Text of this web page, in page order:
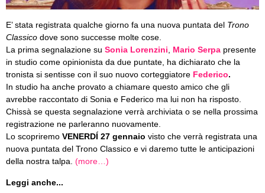
E’ stata registrata qualche giorno fa una nuova puntata del Trono
Classico dove sono successe molte cose.
La prima segnalazione su Sonia Lorenzini Mario Serpa presente
in studio come opinionista da due puntate, ha dichiarato che la
tronista si sentisse con il suo nuovo corteggiatore Federico.
In studio ha anche provato a chiamare questo amico che gli
avrebbe raccontato di Sonia e Federico ma lui non ha risposto.
Chissà se questa segnalazione verrà archiviata o se nella prossima
registrazione ne parleranno nuovamente.
Lo scopriremo VENERDÍ 27 gennaio visto che verrà registrata una
nuova puntata del Trono Classico e vi daremo tutte le anticipazioni
della nostra talpa. (more…)
Leggi anche...